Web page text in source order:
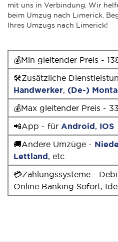
mit uns in Verbindung. Wir
beim Umzug nach Limerick.
Ihres Umzugs nach Limerick!
💰Min gleitender Preis -
🛠Zusätzliche
Handwerker, (De-)
💰Max gleitender Preis -
📲App - für Android, IOS
🚚Andere Umzüge -
Lettland, etc.
💳Zahlungssysteme -
Online Banking Sofort,